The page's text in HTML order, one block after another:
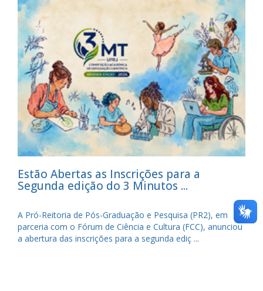
Estão Abertas as Inscrições para a
Segunda edição do 3 Minutos ...
A Pró-Reitoria de Pós-Graduação e Pesquisa (PR2), em
parceria com o Fórum de Ciência e Cultura (FCC), anunciou
a abertura das inscrições para a segunda ediç ...